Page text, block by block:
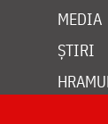
MEDIA
ȘTIRI